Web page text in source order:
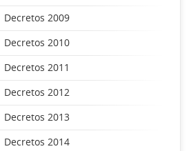
Decretos 2009
Decretos 2010
Decretos 2011
Decretos 2012
Decretos 2013
Decretos 2014